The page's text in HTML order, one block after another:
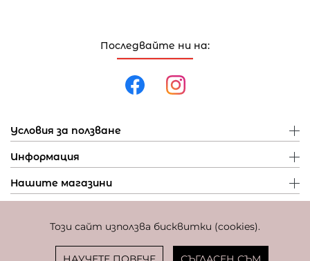
Този сайт използва бисквитки (cookies).
Последвайте ни на:
Условия за ползване
Информация
Нашите магазини
Фиксиран курс за превалутиране: 1 EUR = 1,95583 BGN